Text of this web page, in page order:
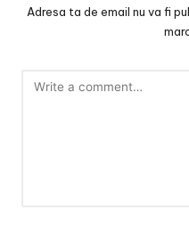
Adresa ta de email nu va fi